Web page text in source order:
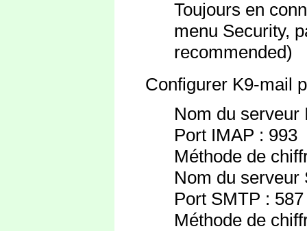
Toujours en
menu Security,
recommended)
Configurer K9-mail
Nom du serveur
Port IMAP : 993
Méthode de
Nom du
Port SMTP : 587
Méthode de